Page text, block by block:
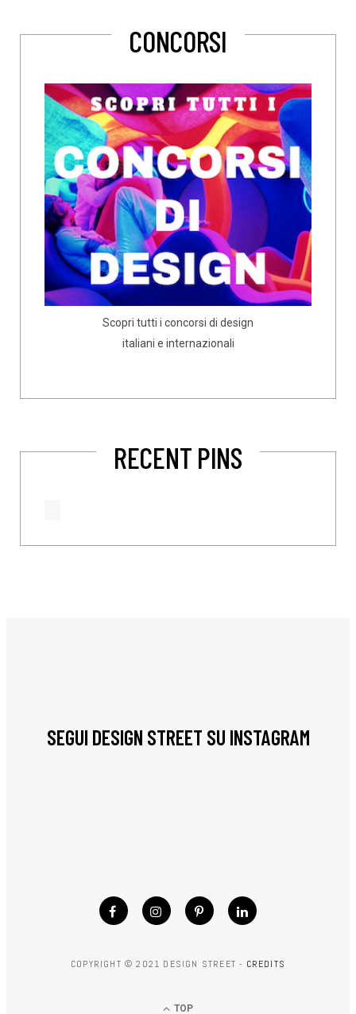
CONCORSI
Scopri tutti i concorsi di design
italiani e internazionali
RECENT PINS
SEGUI DESIGN STREET SU INSTAGRAM
COPYRIGHT © 2021 DESIGN STREET - CREDITS
TOP